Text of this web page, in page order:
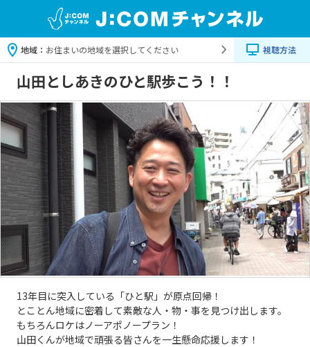
地域： お住まいの地域を選択してください 視聴方法
山田としあきのひと駅歩こう！！
13年目に突入している「ひと駅」が原点回帰！
とことん地域に密着して素敵な人・物・事を見つけ出します。
もちろんロケはノーアポノープラン！
山田くんが地域で頑張る皆さんを一生懸命応援します！